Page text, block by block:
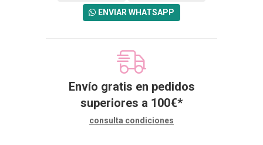
ENVIAR WHATSAPP
Envío gratis en pedidos
superiores a 100€*
consulta condiciones